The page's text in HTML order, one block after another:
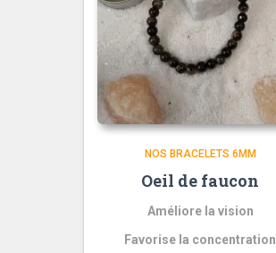
NOS BRACELETS 6MM
Oeil de faucon
Améliore la vision
Favorise la concentration